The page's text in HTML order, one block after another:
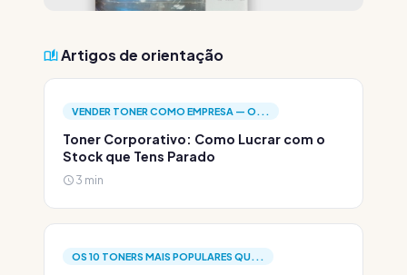
Artigos de orientação
VENDER TONER COMO EMPRESA — O...
Toner Corporativo: Como Lucrar com o
Stock que Tens Parado
3 min
OS 10 TONERS MAIS POPULARES QU...